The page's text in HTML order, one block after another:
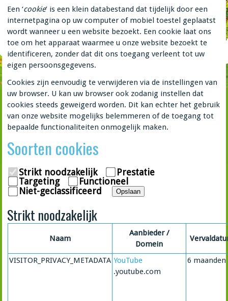
Een ‘cookie’ is een klein databestand dat tijdelijk door een
internetpagina op uw computer of mobiel toestel geplaatst
wordt wanneer u een website bezoekt. Een cookie laat ons
toe om het apparaat waarmee u onze website bezoekt te
identificeren, zonder dat dit ons toegang verleent tot uw
eigen persoonsgegevens.
Cookies zijn eenvoudig te verwijderen via de instellingen van
uw browser. U kan uw browser ook zodanig instellen dat
cookies steeds geweigerd worden. Dit kan echter het gebruik
van onze website mogelijks belemmeren of de toegang tot
bepaalde functionaliteiten onmogelijk maken.
Soorten cookies
Strikt noodzakelijk
Prestatie
Targeting
Functioneel
Niet-geclassificeerd
Opslaan
Strikt noodzakelijk
Naam
Aanbieder /
Domein
VISITOR_PRIVACY_METADATA YouTube
.youtube.com
6 maanden